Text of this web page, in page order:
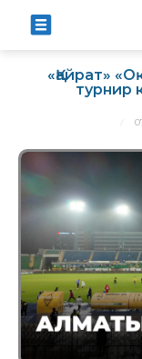
«Қайрат»
турнир